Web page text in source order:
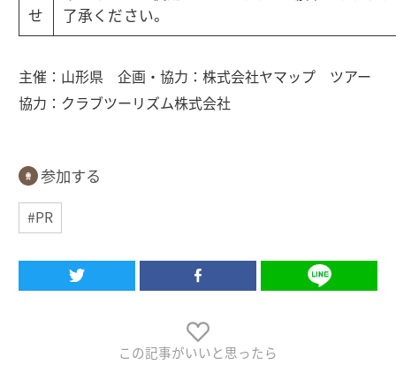
せ
了承ください。
主催：山形県 企画・協力：株式会社ヤマップ ツアー
協力：クラブツーリズム株式会社
参加する
#PR
この記事がいいと思ったら